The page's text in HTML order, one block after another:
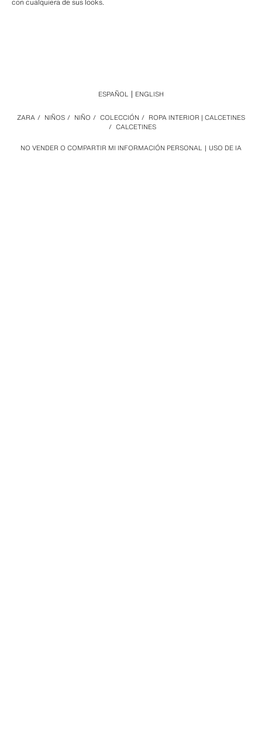
con cualquiera de sus looks.
NO VENDER O COMPARTIR MI INFORMACIÓN PERSONAL USO DE IA
ZARA / NIÑOS / NIÑO / COLECCIÓN / ROPA INTERIOR | CALCETINES
/ CALCETINES
ESPAÑOL ENGLISH